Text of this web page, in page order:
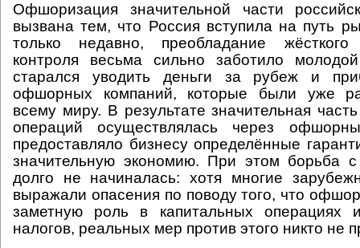
Офшоризация значительной части
вызвана тем, что Россия вступила на путь
только недавно, преобладание жёсткого
контроля весьма сильно заботило
старался уводить деньги за рубеж и
офшорных компаний, которые были уже
всему миру. В результате значительная
операций осуществлялась через
предоставляло бизнесу определённые
значительную экономию. При этом борьба
долго не начиналась: хотя многие
выражали опасения по поводу того, что
заметную роль в капитальных операциях
налогов, реальных мер против этого никто не